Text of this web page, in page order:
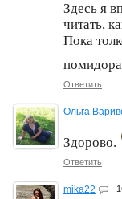
Здесь я
читать,
Пока
Ответить
Ольга
Здорово.
Ответить
mika22